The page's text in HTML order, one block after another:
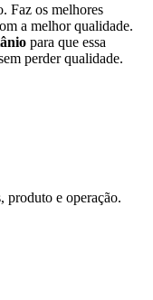
Faz os melhores
a melhor qualidade.
para que essa
perder qualidade.
produto e operação.